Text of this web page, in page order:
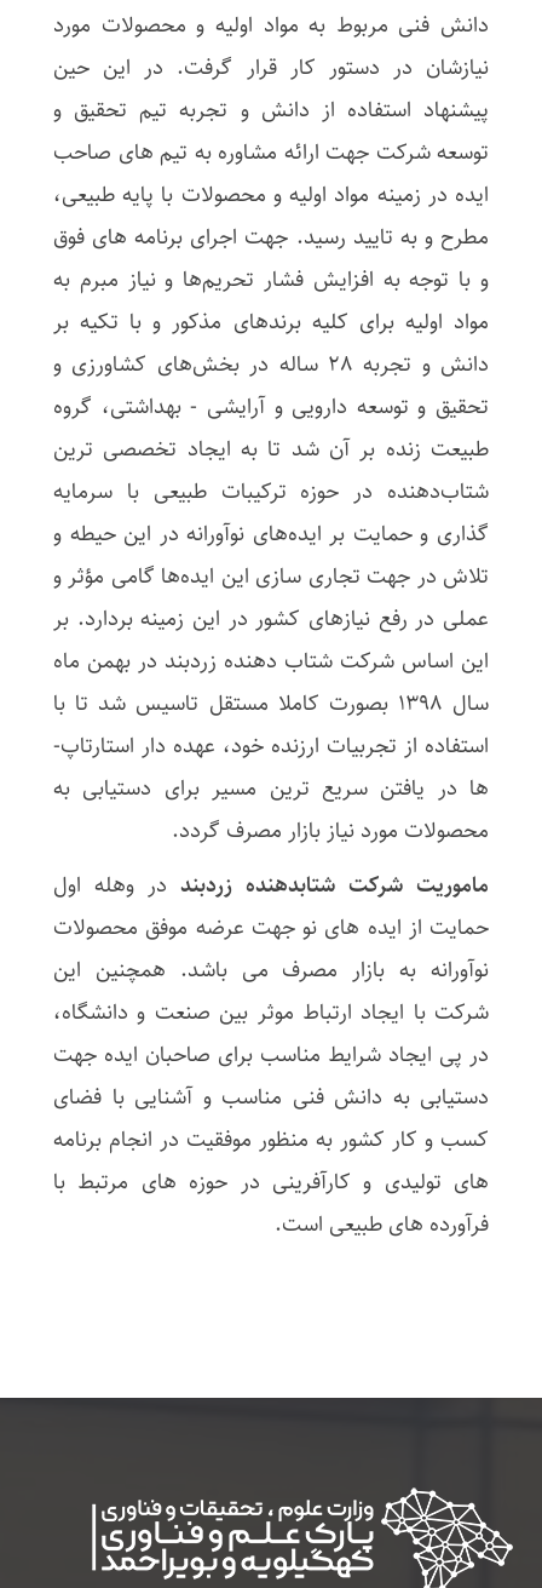
دانش فنی مربوط به مواد اولیه و محصولات مورد
نیازشان در دستور کار قرار گرفت. در این حین
پیشنهاد استفاده از دانش و تجربه تیم تحقیق و
توسعه شرکت جهت ارائه مشاوره به تیم های صاحب
ایده در زمینه مواد اولیه و محصولات با پایه طبیعی،
مطرح و به تایید رسید. جهت اجرای برنامه های فوق
و با توجه به افزایش فشار تحریم‌ها و نیاز مبرم به
مواد اولیه برای کلیه برند‌های مذکور و با تکیه بر
دانش و تجربه 28 ساله در بخش‌های کشاورزی و
تحقیق و توسعه دارویی و آرایشی - بهداشتی، گروه
طبیعت زنده بر آن شد تا به ایجاد تخصصی ترین
شتاب‌دهنده در حوزه ترکیبات طبیعی با سرمایه
گذاری و حمایت بر ایده‌های نوآورانه در این حیطه و
تلاش در جهت تجاری سازی این ایده‌ها گامی مؤثر و
عملی در رفع نیازهای کشور در این زمینه بردارد. بر
این اساس شرکت شتاب دهنده زردبند در بهمن ماه
سال 1398 بصورت کاملا مستقل تاسیس شد تا با
استفاده از تجربیات ارزنده خود، عهده دار استارتاپ­
ها در یافتن سریع ترین مسیر برای دستیابی به
محصولات مورد نیاز بازار مصرف گردد.
ماموریت شرکت شتابدهنده زردبند در وهله اول
حمایت از ایده ­های نو جهت عرضه موفق محصولات
نوآورانه به بازار مصرف می باشد. همچنین این
شرکت با ایجاد ارتباط موثر بین صنعت و دانشگاه،
در پی ایجاد شرایط مناسب برای صاحبان ایده جهت
دستیابی به دانش فنی مناسب و آشنایی با فضای
کسب و کار کشور به منظور موفقیت در انجام برنامه
­های تولیدی و کارآفرینی در حوزه­ های مرتبط با
فرآورده­ های طبیعی است.